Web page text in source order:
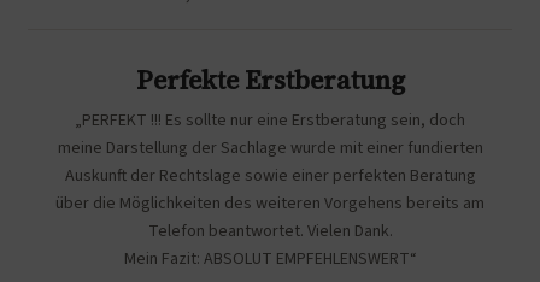
Perfekte Erstberatung
„PERFEKT !!! Es sollte nur eine Erstberatung sein, doch
meine Darstellung der Sachlage wurde mit einer fundierten
Auskunft der Rechtslage sowie einer perfekten Beratung
über die Möglichkeiten des weiteren Vorgehens bereits am
Telefon beantwortet. Vielen Dank.
Mein Fazit: ABSOLUT EMPFEHLENSWERT“